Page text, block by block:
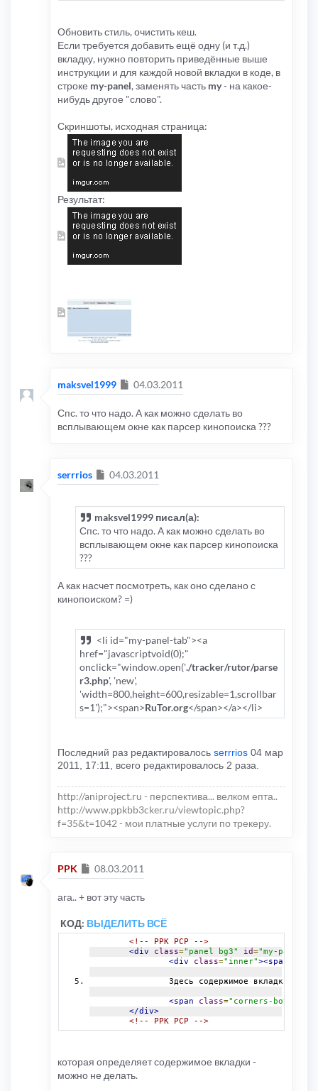
Обновить стиль, очистить кеш.
Если требуется добавить ещё одну (и т.д.)
вкладку, нужно повторить приведённые выше
инструкции и для каждой новой вкладки в коде, в
строке my-panel, заменять часть my- на какое-
нибудь другое "слово".
Скриншоты, исходная страница:
Результат:
maksvel1999 Сообщение
04.03.2011
Спс. то что надо. А как можно сделать во
всплывающем окне как парсер кинопоиска ???
serrrios Сообщение
04.03.2011
maksvel1999 писал(а):
Спс. то что надо. А как можно сделать во
всплывающем окне как парсер кинопоиска
???
А как насчет посмотреть, как оно сделано с
кинопоиском? =)
<li id="my-panel-tab"><a
href="javascriptvoid(0);"
onclick="window.open('./tracker/rutor/parse
r3.php', 'new',
'width=800,height=600,resizable=1,scrollbar
s=1');"><span>RuTor.org</span></a></li>
Последний раз редактировалось serrrios 04 мар
2011, 17:11, всего редактировалось 2 раза.
http://aniproject.ru - перспектива... велком епта..
http://www.ppkbb3cker.ru/viewtopic.php?
f=35&t=1042 - мои платные услуги по трекеру.
PPK Сообщение
08.03.2011
ага.. + вот эту часть
КОД: ВЫДЕЛИТЬ ВСЁ
<!-- PPK PCP -->
<div
class="panel bg3" id="my-panel"
<div
class="inner"><span
		Здесь содержимое вкладки.
<span class="corners-bottom"
</div>
<!-- PPK PCP -->
которая определяет содержимое вкладки -
можно не делать.